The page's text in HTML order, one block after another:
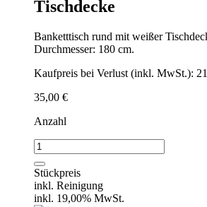
Tischdecke
Banketttisch rund mit weißer
Durchmesser: 180 cm.
Kaufpreis bei Verlust (inkl. MwSt.):
35,00 €
Anzahl
Banketttisch
rund
1,80
mit
Tischdecke
Stückpreis
inkl. Reinigung
inkl. 19,00% MwSt.